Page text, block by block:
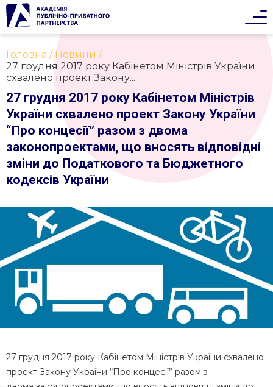
Головна
Новини
27 грудня 2017 року Кабінетом Міністрів України
схвалено проект Закону...
27 грудня 2017 року Кабінетом Міністрів
України схвалено проект Закону України
“Про концесії” разом з двома
законопроектами, що вносять відповідні
зміни до Податкового та Бюджетного
кодексів України
27 грудня 2017 року Кабінетом Міністрів України схвалено
проект Закону України “Про концесії” разом з